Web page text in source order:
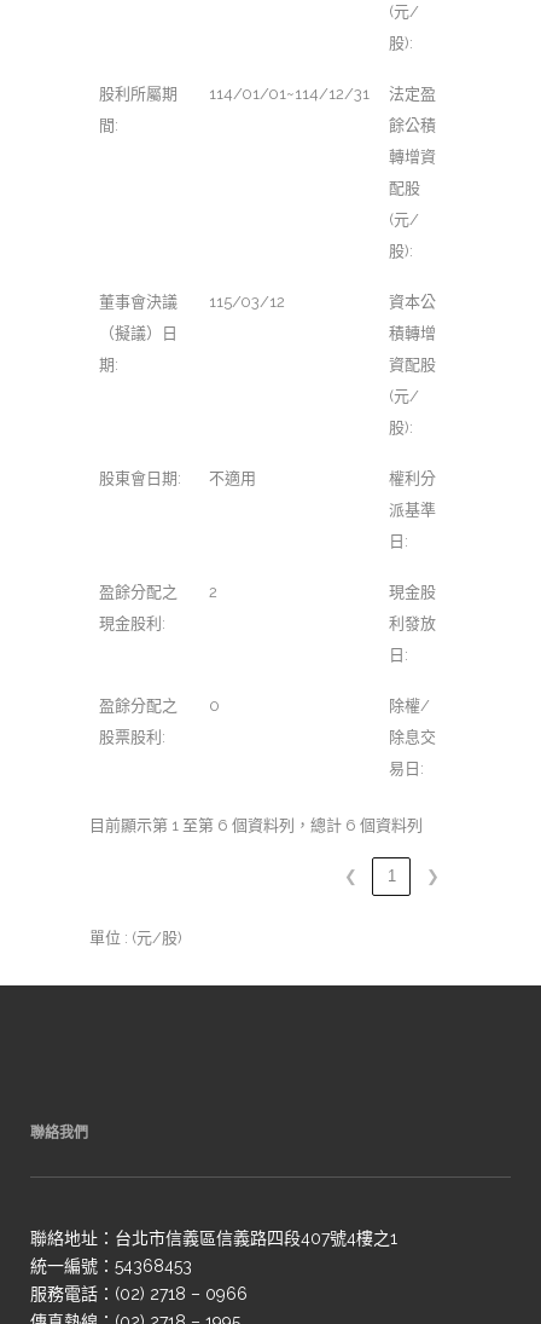
(元/
股):
股利所屬期
間:
114/01/01~114/12/31
法定盈
餘公積
轉增資
配股
(元/
股):
董事會決議
（擬議）日
期:
115/03/12
資本公
積轉增
資配股
(元/
股):
股東會日期: 不適用
權利分
派基準
日:
盈餘分配之
現金股利:
2
現金股
利發放
日:
盈餘分配之
股票股利:
0
除權/
除息交
易日:
目前顯示第 1 至第 6 個資料列，總計 6 個資料列
❮ 1 ❯
單位 : (元/股)
聯絡我們
聯絡地址：台北市信義區信義路四段407號4樓之1
統一編號：54368453
服務電話：(02) 2718 – 0966